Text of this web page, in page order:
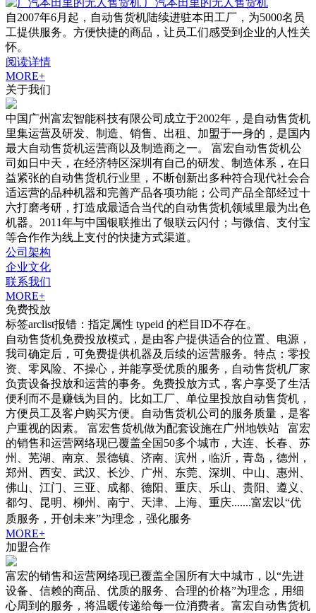
广汽本田里的无人售货机
自2007年6月起，自动售货机陆续进驻本田工厂，为5000名员
工提供服务。方便快捷的商品，让员工们感受到企业的人性关
怀。
阅读详情
MORE+
关于我们
中国广州富宏智能科技有限公司成立于2002年，是自动售货机
里集运营及研发、制造、销售、出租、加盟于一身的，是国内
最大自动售货机运营商以及制造商之一。 富宏自动售货机公
司如日中天，在经济特区深圳有自己的研发、制造体系，在日
益紧张的自动售货机行业里，不断创新出多种符合现代社会合
适运营的品种机器和完善产品各项功能；公司产品全部经过十
六打磨考研，打造成最适合当代的自动售货机领域里最为出色
机器。2011年与中国银联推出了银联云闪付；与微信、支付宝
等合作作为线上支付的快捷方式渠道。
公司架构
企业文化
联系我们
MORE+
免费投放
标签arclist报错：指定属性 typeid 的栏目ID不存在。
自动售货机免费投放模式，是由客户提供适合的位置、电源，
我司确定后，可免费提供机器及后续的运营服务。特点：零投
资、零风险、不操心，并能享受优质的服务，自动售货机厂家
负责设备投放和运营的事务。免费投放方式，客户享受了生活
便利而不是赚钱为目的。比如工厂、单位里投放自动售货机，
方便员工及客户购买方便。自动售货机公司的服务质量，是客
户重视的因素。 富宏售货机做为配套设施在广州地铁站 富宏
的销售和运营网络现已覆盖全国50多个城市，大连、长春、苏
州、芜湖、南京、景德镇、济南、滨州，临沂，青岛，德州，
郑州、西安、武汉、长沙、广州、东莞、深圳、中山、惠州、
佛山、江门、三亚、成都、德阳、重庆、乐山、贵阳、遵义、
都匀、昆明、柳州、南宁、天津、上海、重庆.......富宏以“优
质服务，开创未来”为理念，强化服务
MORE+
加盟合作
富宏的销售和运营网络现已覆盖全国所有大中城市，以“先进
设备、信赖的商品、优质的服务、合理的价格”为理念，用细
心周到的服务，将温暖传递给每一位消费者。富宏自动售货机